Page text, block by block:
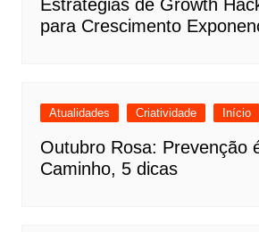
Estratégias de Growth
para Crescimento
Atualidades Criatividade Início
Outubro Rosa: Prevenção
Caminho, 5 dicas